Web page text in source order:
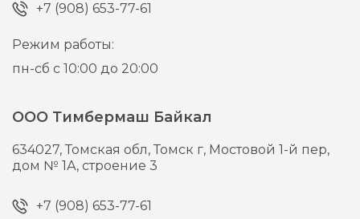
+7 (908) 653-77-61
Режим работы:
пн-сб с 10:00 до 20:00
ООО Тимбермаш Байкал
634027,Томская обл, Томск г, Мостовой 1-й пер,
дом № 1А, строение 3
+7 (908) 653-77-61